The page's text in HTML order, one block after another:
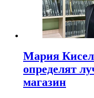
Мария
определят
магазин